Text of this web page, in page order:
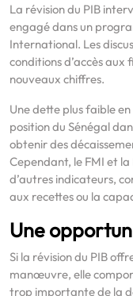
La révision du PIB
engagé dans un
International. Les
conditions d’accès
nouveaux chiffres.
Une dette plus faible
position du Sénégal
obtenir des
Cependant, le FMI et
d’autres indicateurs,
aux recettes ou la
Une
Si la révision du PIB
manœuvre, elle
trop importante de la